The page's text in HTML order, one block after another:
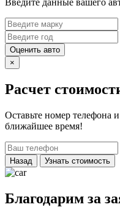
Введите данные вашего
Оценить авто
×
Расчет
Оставьте номер телефона
ближайшее время!
Назад Узнать стоимость
Благодарим за